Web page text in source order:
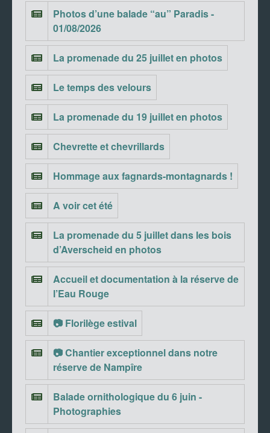
Photos d’une balade “au” Paradis -
01/08/2026
La promenade du 25 juillet en photos
Le temps des velours
La promenade du 19 juillet en photos
Chevrette et chevrillards
Hommage aux fagnards-montagnards !
A voir cet été
La promenade du 5 juillet dans les bois
d’Averscheid en photos
Accueil et documentation à la réserve de
l’Eau Rouge
📷 Florilège estival
📷 Chantier exceptionnel dans notre
réserve de Nampîre
Balade ornithologique du 6 juin -
Photographies